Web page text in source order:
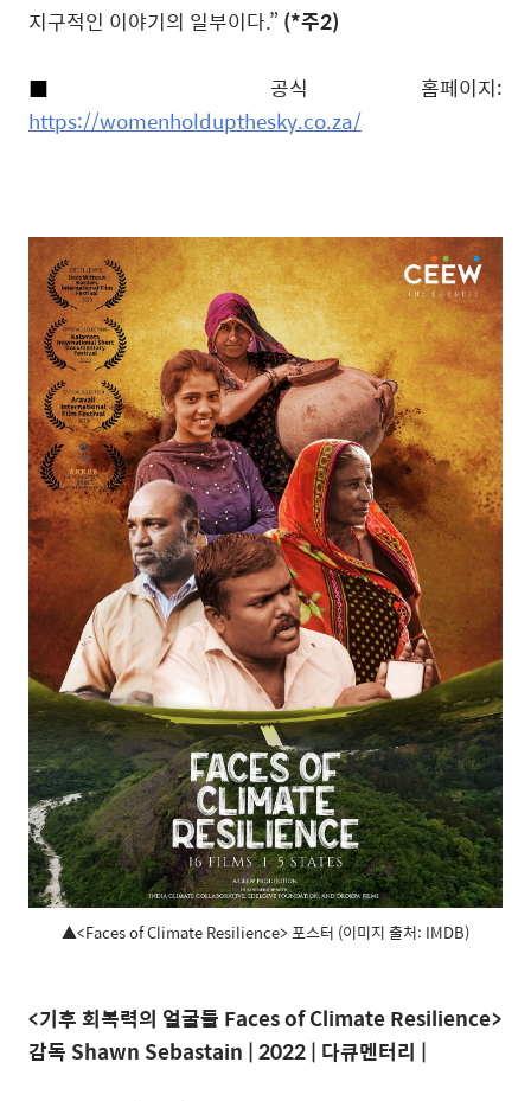
지구적인 이야기의 일부이다.” (*주2)
■ 공식 홈페이지:
https://womenholdupthesky.co.za/
▲<Faces of Climate Resilience> 포스터 (이미지 출처: IMDB)
<기후 회복력의 얼굴들 Faces of Climate Resilience>
감독 Shawn Sebastain | 2022 | 다큐멘터리 |